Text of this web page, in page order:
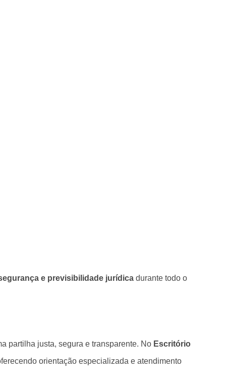
e previsibilidade jurídica durante todo o
partilha justa, segura e transparente. No Escritório
orientação especializada e atendimento